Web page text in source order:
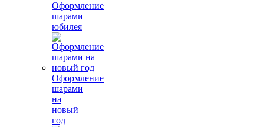
Оформление
шарами
юбилея
Оформление
шарами
на
новый
год